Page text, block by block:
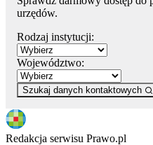
urzędów.
Rodzaj instytucji:
Województwo:
Szukaj danych kontaktowych
Redakcja serwisu Prawo.pl